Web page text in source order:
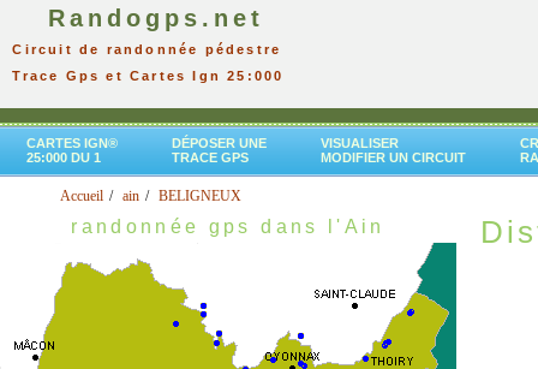
Randogps.net
Circuit de randonnée pédestre
Trace Gps et Cartes Ign 25:000
CARTES IGN®
25:000 DU 1
DÉPOSER UNE
TRACE GPS
VISUALISER
MODIFIER UN CIRCUIT
Accueil ain BELIGNEUX
randonnée gps dans l'Ain